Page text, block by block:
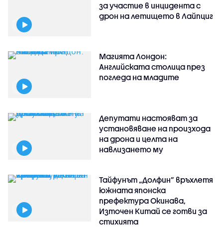
за участие в инцидента с
дрон на летището в Лайпциг
Магията Лондон:
Английската столица през
погледа на младите
Депутати настояват за
установяване на произхода
на дрона и целта на
навлизането му
Тайфунът „Долфин” връхлетя
южната японска
префектура Окинава,
Източен Китай се готви за
стихията